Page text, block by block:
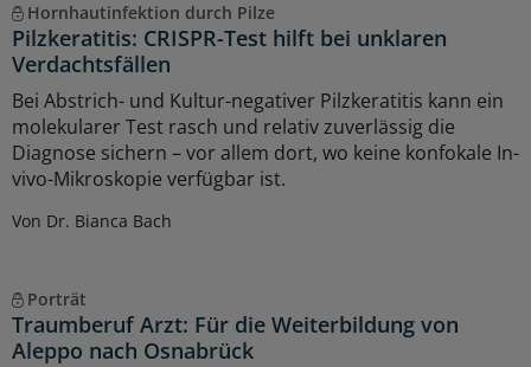
Hornhautinfektion durch Pilze
Pilzkeratitis: CRISPR-Test hilft bei unklaren
Verdachtsfällen
Bei Abstrich- und Kultur-negativer Pilzkeratitis kann ein
molekularer Test rasch und relativ zuverlässig die
Diagnose sichern – vor allem dort, wo keine konfokale In-
vivo-Mikroskopie verfügbar ist.
Von Dr. Bianca Bach
Porträt
Traumberuf Arzt: Für die Weiterbildung von
Aleppo nach Osnabrück